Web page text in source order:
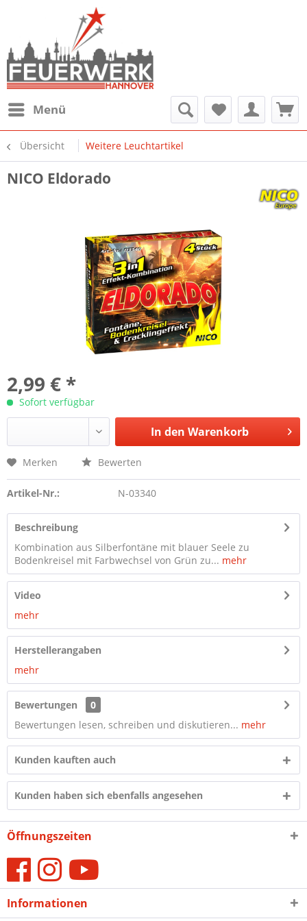
Menü
Übersicht Weitere Leuchtartikel
NICO Eldorado
2,99 € *
Sofort verfügbar
In den Warenkorb
Merken Bewerten
Artikel-Nr.: N-03340
Beschreibung
Kombination aus Silberfontäne mit blauer Seele zu
Bodenkreisel mit Farbwechsel von Grün zu... mehr
Video
mehr
Herstellerangaben
mehr
Bewertungen
0
Bewertungen lesen, schreiben und diskutieren... mehr
Kunden kauften auch
Kunden haben sich ebenfalls angesehen
Öffnungszeiten
Informationen